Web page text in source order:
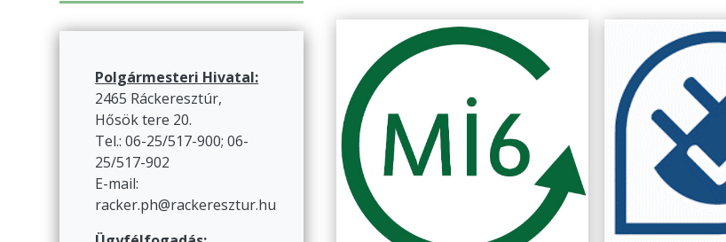
Polgármesteri Hivatal:
2465 Ráckeresztúr,
Hősök tere 20.
Tel.: 06-25/517-900; 06-
25/517-902
E-mail:
racker.ph@rackeresztur.hu